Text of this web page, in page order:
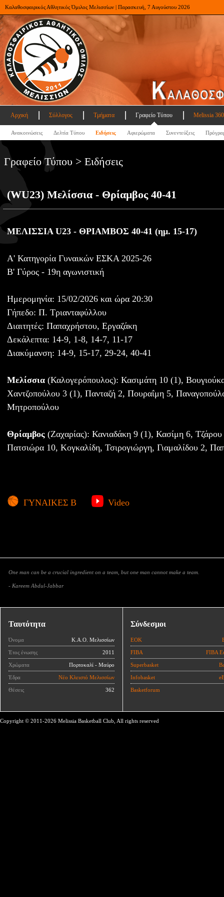
Καλαθοσφαιρικός Αθλητικός Όμιλος Μελισσίων | Παρασκευή, 7 Αυγούστου 2026
Αρχική Σύλλογος Τμήματα Γραφείο Τύπου Melissia
Ανακοινώσεις Δελτία Τύπου Ειδήσεις Αφιερώματα Συνεντεύξεις
Γραφείο Τύπου > Ειδήσεις
(WU23) Μελίσσια - Θρίαμβος 40-41
ΜΕΛΙΣΣΙΑ U23 - ΘΡΙΑΜΒΟΣ 40-41 (ημ. 15-17)
Α' Κατηγορία Γυναικών ΕΣΚΑ 2025-26
Β' Γύρος - 19η αγωνιστική
Ημερομηνία: 15/02/2026 και ώρα 20:30
Γήπεδο: Π. Τριανταφύλλου
Διαιτητές: Παπαχρήστου, Εργαζάκη
Δεκάλεπτα: 14-9, 1-8, 14-7, 11-17
Διακύμανση: 14-9, 15-17, 29-24, 40-41
Μελίσσια (Καλογερόπουλος): Κασιμάτη 10 (1),
Χαντζοπούλου 3 (1), Πανταζή 2, Πουραΐμη 5,
Μητροπούλου
Θρίαμβος (Ζαχαρίας): Κανιαδάκη 9 (1), Κασίμη 6,
Πατσιώρα 10, Κογκαλίδη, Τσιρογιώργη, Γιαμαλίδου 2,
ΓΥΝΑΙΚΕΣ Β Video
One man can be a crucial ingredient on a team, but one man cannot make a team.
- Kareem Abdul-Jabbar
Ταυτότητα
Όνομα Κ.Α.Ο. Μελισσίων
Έτος ένωσης 2011
Χρώματα Πορτοκαλί - Μαύρο
Έδρα Νέο Κλειστό Μελισσίων
Θέσεις 362
Σύνδεσμοι
ΕΟΚ
FIBA FIBA
Superbasket
Infobasket
Basketforum
Copyright © 2011-2026 Melissia Basketball Club, All rights reserved